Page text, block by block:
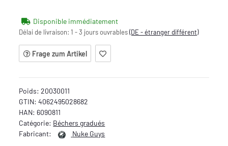
Disponible immédiatement
Délai de livraison:1 - 3 jours ouvrables(DE - étranger différent)
Frage zum Artikel
Poids:20030011
GTIN: 4062495028682
HAN: 6090811
Catégorie: Béchers gradués
Fabricant:
Nuke Guys